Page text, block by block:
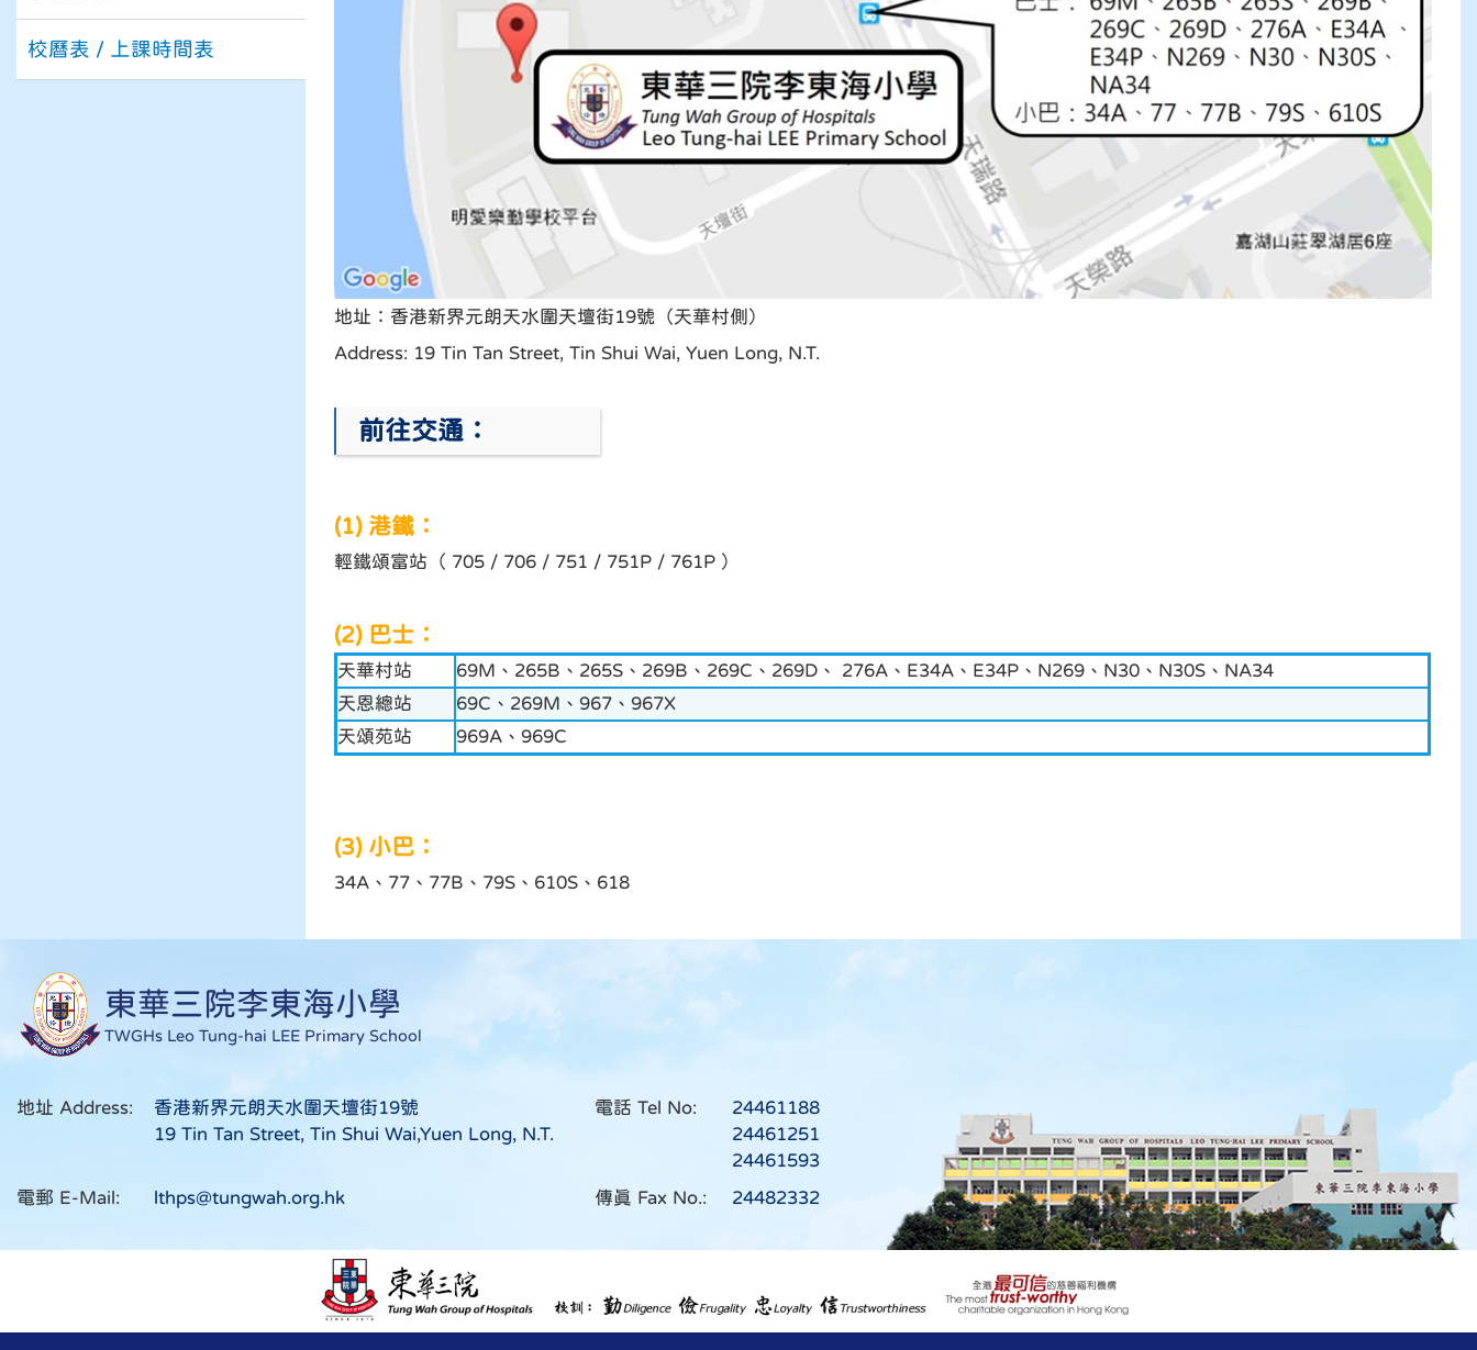
地址：香港新界元朗天水圍天壇街19號（天華村側）
Address: 19 Tin Tan Street, Tin Shui Wai, Yuen Long, N.T.
前往交通：
(1) 港鐵：
輕鐵頌富站（ 705 / 706 / 751 / 751P / 761P ）
(2) 巴士：
天華村站
69M、265B、265S、269B、269C、269D、 276A、E34A、E34P、N269、N30、N30S、NA34
天恩總站
69C、269M、967、967X
天頌苑站
969A、969C
(3) 小巴：
34A、77、77B、79S、610S、618
校曆表 / 上課時間表
東華三院李東海小學
TWGHs Leo Tung-hai LEE Primary School
地址 Address:
香港新界元朗天水圍天壇街19號
19 Tin Tan Street, Tin Shui Wai,Yuen Long, N.T.
電話 Tel No:
24461188
24461251
24461593
電郵 E-Mail:
lthps@tungwah.org.hk 傳真 Fax No.: 24482332